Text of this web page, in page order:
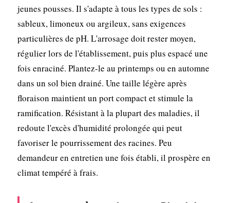
jeunes pousses. Il s'adapte à tous les types de sols :
sableux, limoneux ou argileux, sans exigences
particulières de pH. L'arrosage doit rester moyen,
régulier lors de l'établissement, puis plus espacé une
fois enraciné. Plantez-le au printemps ou en automne
dans un sol bien drainé. Une taille légère après
floraison maintient un port compact et stimule la
ramification. Résistant à la plupart des maladies, il
redoute l'excès d'humidité prolongée qui peut
favoriser le pourrissement des racines. Peu
demandeur en entretien une fois établi, il prospère en
climat tempéré à frais.